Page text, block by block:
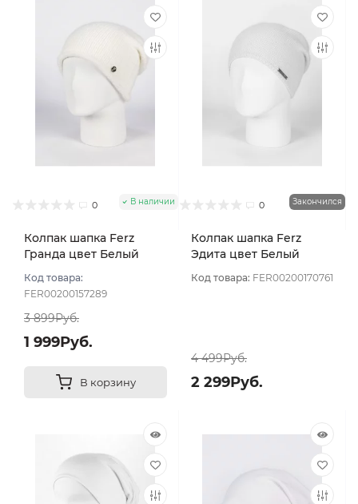
0 В наличии
Колпак шапка Ferz
Гранда цвет Белый
Код товара:
FER00200157289
3 899Руб.
1 999Руб.
В корзину
0 Закончился
Колпак шапка Ferz
Эдита цвет Белый
Код товара: FER00200170761
4 499Руб.
2 299Руб.